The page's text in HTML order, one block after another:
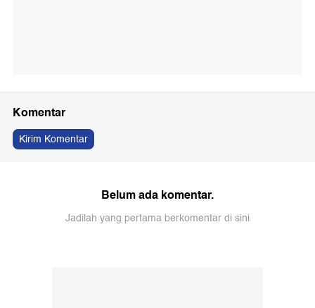
Komentar
Kirim Komentar
Belum ada komentar.
Jadilah yang pertama berkomentar di sini